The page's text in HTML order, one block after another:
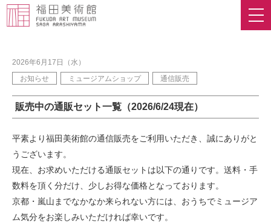
2026年6月17日（水）
お知らせ
ミュージアムショップ 通信販売
販売中の通販セット一覧（2026/6/24現在）
平素より福田美術館の通信販売をご利用いただき、誠にありがと
うございます。
現在、お求めいただける通販セットは以下の通りです。送料・手
数料を頂く分だけ、少しお得な価格となっております。
京都・嵐山までなかなか来られない方には、おうちでミュージア
ム気分をお楽しみいただければ幸いです。